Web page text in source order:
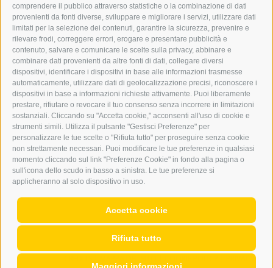
comprendere il pubblico attraverso statistiche o la combinazione di dati
provenienti da fonti diverse, sviluppare e migliorare i servizi, utilizzare dati
limitati per la selezione dei contenuti, garantire la sicurezza, prevenire e
rilevare frodi, correggere errori, erogare e presentare pubblicità e
contenuto, salvare e comunicare le scelte sulla privacy, abbinare e
combinare dati provenienti da altre fonti di dati, collegare diversi
dispositivi, identificare i dispositivi in base alle informazioni trasmesse
automaticamente, utilizzare dati di geolocalizzazione precisi, riconoscere i
dispositivi in base a informazioni richieste attivamente. Puoi liberamente
prestare, rifiutare o revocare il tuo consenso senza incorrere in limitazioni
sostanziali. Cliccando su "Accetta cookie," acconsenti all'uso di cookie e
strumenti simili. Utilizza il pulsante "Gestisci Preferenze" per
personalizzare le tue scelte o "Rifiuta tutto" per proseguire senza cookie
non strettamente necessari. Puoi modificare le tue preferenze in qualsiasi
momento cliccando sul link "Preferenze Cookie" in fondo alla pagina o
sull'icona dello scudo in basso a sinistra. Le tue preferenze si
applicheranno al solo dispositivo in uso.
Accetta cookie
Rifiuta tutto
PUBBLICITÀ NELL’ERKER
PUBBLICITÀ ONLINE
ADDEBITO DIRETTO SEPA
REGOLAMENTO COMMENTI
ONLINE VOTING
SERVICE
EVENTI
ANNUNCI
LINK UTILI
METEO
WEBCAM
VIDEO
NECROLOGI
|